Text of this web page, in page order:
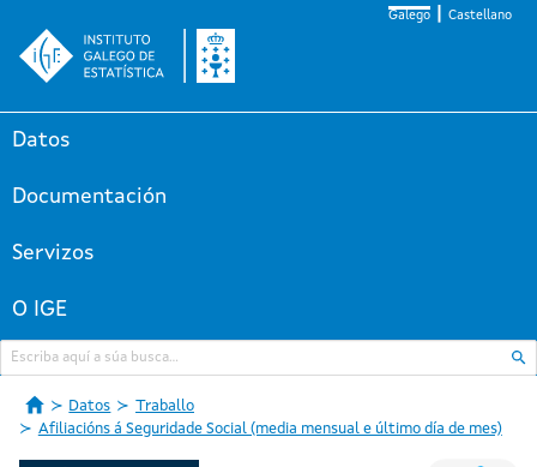
Galego Castellano
Datos
Documentación
Servizos
O IGE
Datos
Traballo
Afiliacións á Seguridade Social (media mensual e último día de mes)